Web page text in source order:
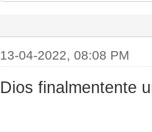
13-04-2022, 08:08 PM
Dios finalmentente